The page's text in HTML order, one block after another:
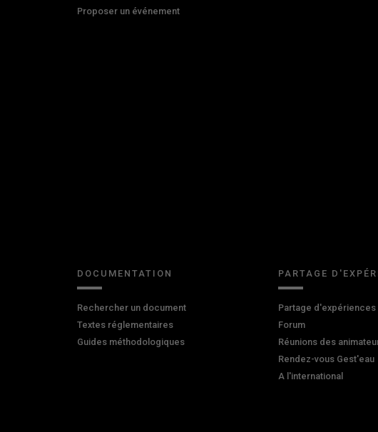
Proposer un événement
DOCUMENTATION
Rechercher un document
Textes réglementaires
Guides méthodologiques
PARTAGE
Partage d'expériences
Forum
Réunions des
Rendez-vous Gest'eau
A l'international